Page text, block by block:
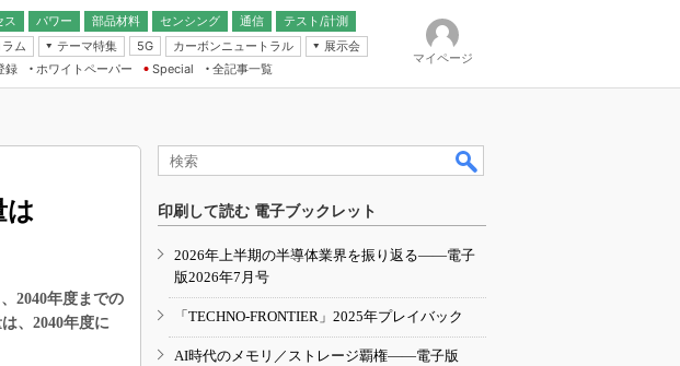
ス パワー 部品材料 センシング
通信
無線
テスト/計測
ラム
テーマ特集
5G カーボンニュートラル
展示会
IoT・エッジコンピューティング
EXPO
TECHNO-FRONTIER
人とくるま展
録 ホワイトペーパー
Special
全記事一覧
マイページ
は
2040年度までの
、2040年度に
印刷して読む 電子ブックレット
2026年上半期の半導体業界を振り返る――電子
版2026年7月号
「TECHNO-FRONTIER」2025年プレイバック
AI時代のメモリ／ストレージ覇権――電子版